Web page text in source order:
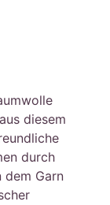
diesem
durch
dem Garn